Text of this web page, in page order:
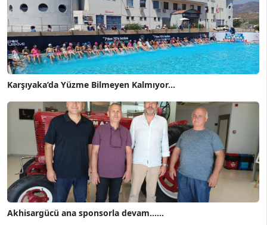
Karşıyaka’da Yüzme Bilmeyen Kalmıyor...
Akhisargücü ana sponsorla devam......